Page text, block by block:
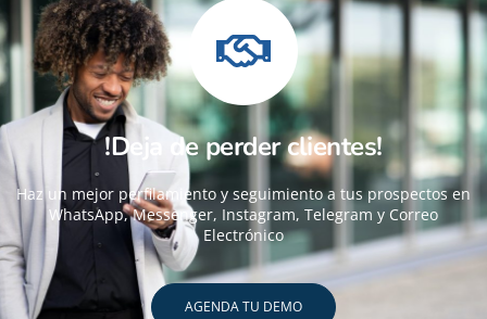
!Deja de perder clientes!
Haz un mejor perfilamiento y seguimiento a tus prospectos en
WhatsApp, Messenger, Instagram, Telegram y Correo
Electrónico
AGENDA TU DEMO